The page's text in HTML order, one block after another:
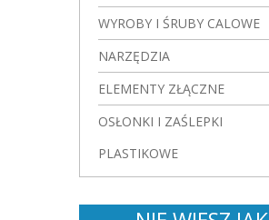
WYROBY I ŚRUBY CALOWE
NARZĘDZIA
ELEMENTY ZŁĄCZNE
OSŁONKI I ZAŚLEPKI
PLASTIKOWE